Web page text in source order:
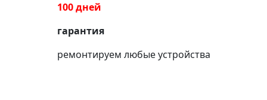
100 дней
гарантия
ремонтируем любые устройства